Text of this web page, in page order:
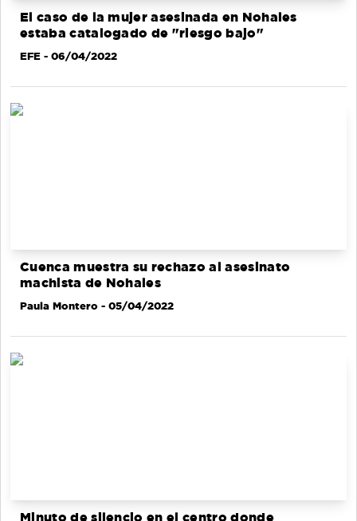
El caso de la mujer asesinada en Nohales
estaba catalogado de "riesgo bajo"
EFE - 06/04/2022
Cuenca muestra su rechazo al asesinato
machista de Nohales
Paula Montero - 05/04/2022
Minuto de silencio en el centro donde